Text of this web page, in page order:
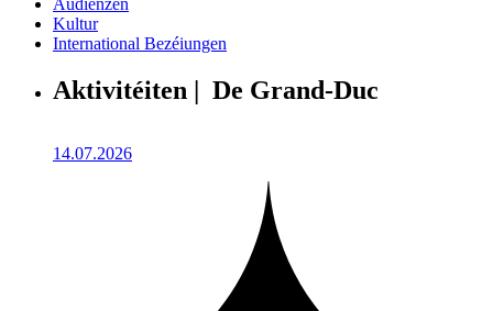
Kultur
International Bezéiungen
Aktivitéiten | De Grand-Duc
14.07.2026